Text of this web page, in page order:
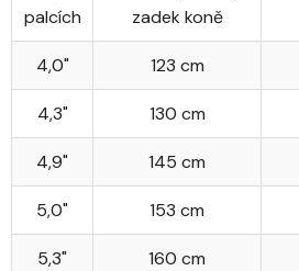
palcích
zadek koně
4,0" 123 cm
4,3" 130 cm
4,9" 145 cm
5,0" 153 cm
5,3" 160 cm